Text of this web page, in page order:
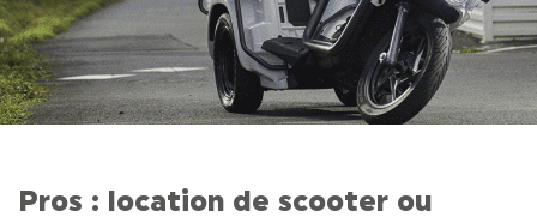
Pros : location de scooter ou